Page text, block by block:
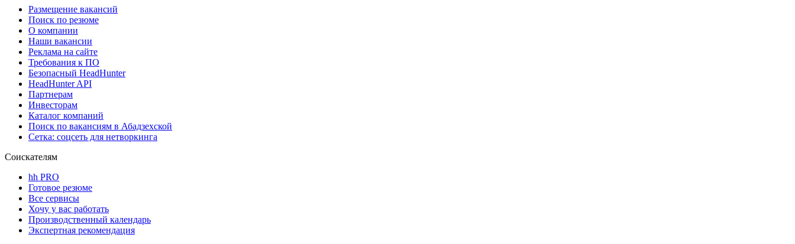
Размещение вакансий
Поиск по резюме
О компании
Наши вакансии
Реклама на сайте
Требования к ПО
Безопасный HeadHunter
HeadHunter API
Партнерам
Инвесторам
Каталог компаний
Поиск по вакансиям в Абадзехской
Сетка: соцсеть для нетворкинга
Соискателям
hh PRO
Готовое резюме
Все сервисы
Хочу у вас работать
Производственный календарь
Экспертная рекомендация